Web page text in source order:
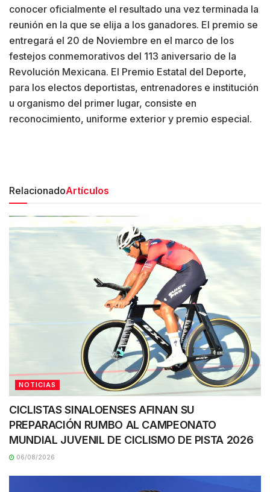
conocer oficialmente el resultado una vez terminada la
reunión en la que se elija a los ganadores. El premio se
entregará el 20 de Noviembre en el marco de los
festejos conmemorativos del 113 aniversario de la
Revolución Mexicana. El Premio Estatal del Deporte,
para los electos deportistas, entrenadores e institución
u organismo del primer lugar, consiste en
reconocimiento, uniforme exterior y premio especial.
RelacionadoArtículos
NOTICIAS
CICLISTAS SINALOENSES AFINAN SU
PREPARACIÓN RUMBO AL CAMPEONATO
MUNDIAL JUVENIL DE CICLISMO DE PISTA 2026
06/08/2026